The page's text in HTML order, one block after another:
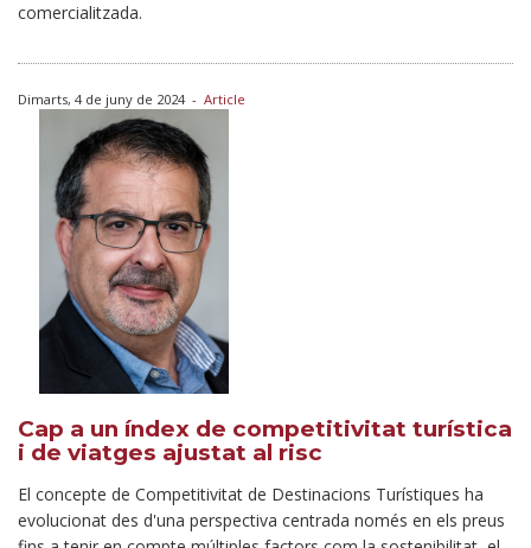
comercialitzada.
Dimarts, 4 de juny de 2024- Article
Cap a un índex de competitivitat turística
i de viatges ajustat al risc
El concepte de Competitivitat de Destinacions Turístiques ha
evolucionat des d'una perspectiva centrada només en els preus